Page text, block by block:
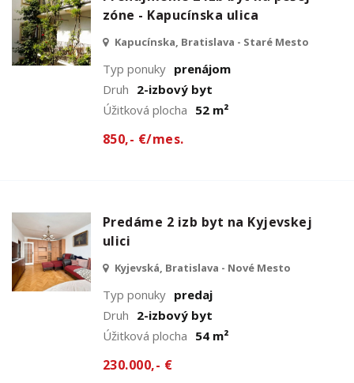
zóne - Kapucínska ulica
Kapucínska, Bratislava - Staré Mesto
Typ ponuky prenájom
Druh 2-izbový byt
Úžitková plocha 52 m²
850,- €/mes.
Predáme 2 izb byt na Kyjevskej
ulici
Kyjevská, Bratislava - Nové Mesto
Typ ponuky predaj
Druh 2-izbový byt
Úžitková plocha 54 m²
230.000,- €